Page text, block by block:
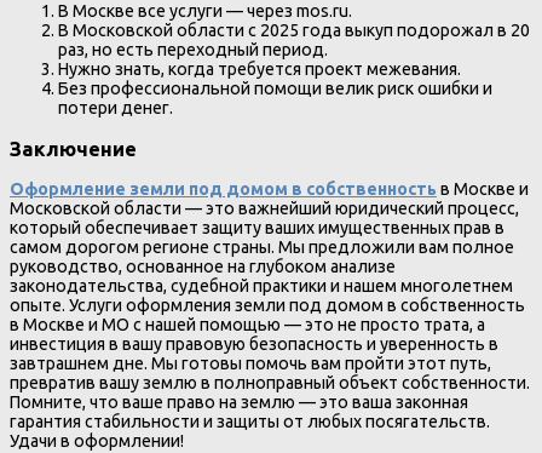
В Москве все услуги — через mos.ru.
В Московской области с 2025 года выкуп подорожал в 20
раз, но есть переходный период.
Нужно знать, когда требуется проект межевания.
Без профессиональной помощи велик риск ошибки и
потери денег.
Заключение
Оформление земли под домом в собственность в Москве и
Московской области — это важнейший юридический процесс,
который обеспечивает защиту ваших имущественных прав в
самом дорогом регионе страны. Мы предложили вам полное
руководство, основанное на глубоком анализе
законодательства, судебной практики и нашем многолетнем
опыте. Услуги оформления земли под домом в собственность
в Москве и МО с нашей помощью — это не просто трата, а
инвестиция в вашу правовую безопасность и уверенность в
завтрашнем дне. Мы готовы помочь вам пройти этот путь,
превратив вашу землю в полноправный объект собственности.
Помните, что ваше право на землю — это ваша законная
гарантия стабильности и защиты от любых посягательств.
Удачи в оформлении!